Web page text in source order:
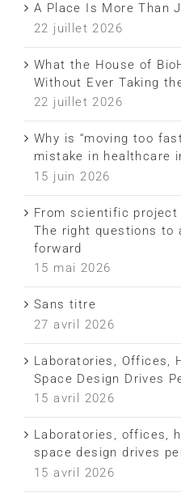
A Place Is More Than
22 juillet 2026
What the House of
Without Ever Taking
22 juillet 2026
Why is “moving too
mistake in healthcare
15 juin 2026
From scientific
The right questions to
forward
15 mai 2026
Sans titre
27 avril 2026
Laboratories, Offices,
Space Design Drives
15 avril 2026
Laboratories, offices,
space design drives
15 avril 2026